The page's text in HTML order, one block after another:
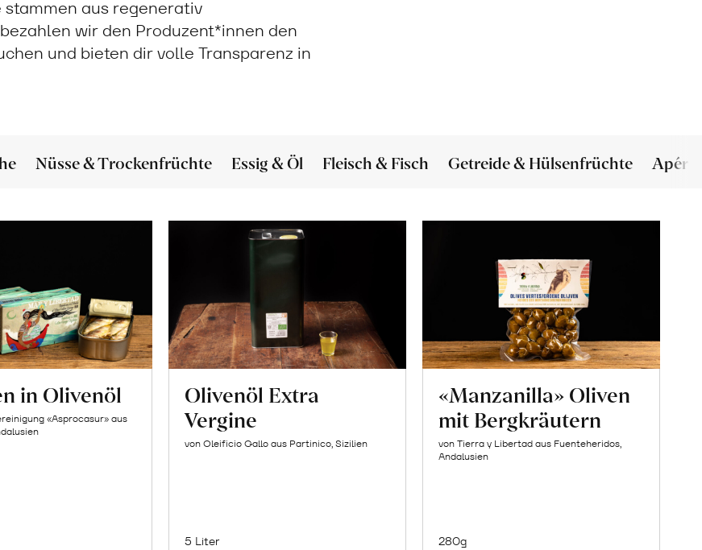
aus regenerativ
wir den Produzent*innen den
und bieten dir volle Transparenz in
Nüsse & Trockenfrüchte Essig & Öl Fleisch & Fisch Getreide & Hülsenfrüchte Apéro
in Olivenöl
«Asprocasur» aus
Olivenöl Extra
Vergine
von Oleificio Gallo aus Partinico, Sizilien
5 Liter
«Manzanilla» Oliven
mit Bergkräutern
von Tierra y Libertad aus Fuenteheridos,
Andalusien
280g